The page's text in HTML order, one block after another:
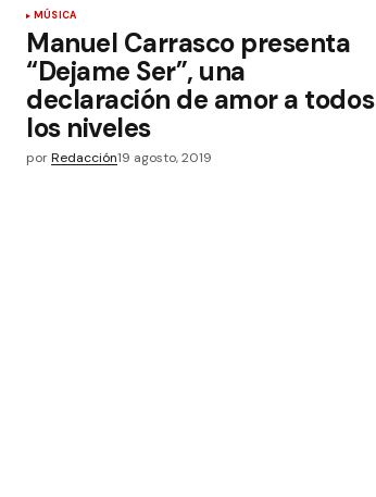
MÚSICA
Manuel Carrasco presenta
“Dejame Ser”, una
declaración de amor a todos
los niveles
porRedacción19 agosto, 2019